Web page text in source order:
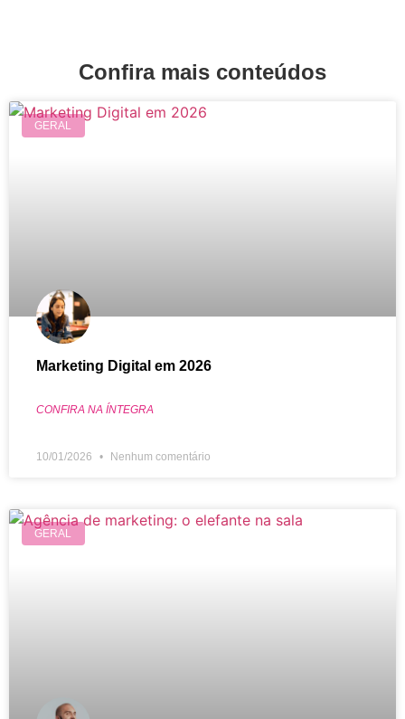
Confira mais conteúdos
GERAL
Marketing Digital em 2026
CONFIRA NA ÍNTEGRA
10/01/2026 Nenhum comentário
GERAL